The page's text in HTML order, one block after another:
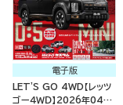
電子版
LET'S GO 4WD【レッツ
ゴー４ＷＤ】2026年04月